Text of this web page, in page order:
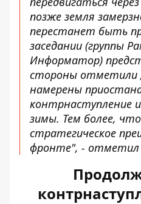
позже земля
перестанет быть
заседании (группы
Информатор)
стороны отметили
намерены
контрнаступление
зимы. Тем более,
стратегическое
фронте", - отметил